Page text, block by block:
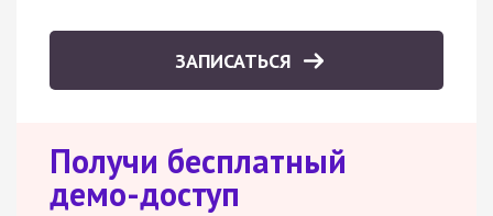
ЗАПИСАТЬСЯ
Получи бесплатный
демо-доступ